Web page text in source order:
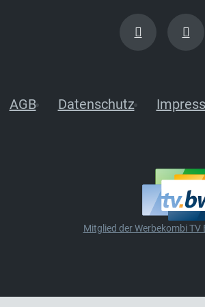
AGB Datenschutz
Mitglied der Werbekombi